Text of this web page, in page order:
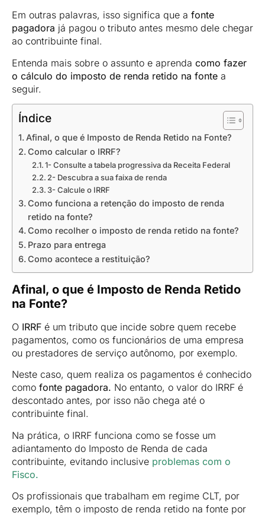
Em outras palavras, isso significa que a fonte
pagadora já pagou o tributo antes mesmo dele chegar
ao contribuinte final.
Entenda mais sobre o assunto e aprenda como fazer
o cálculo do imposto de renda retido na fonte a
seguir.
Índice
Afinal, o que é Imposto de Renda Retido na Fonte?
Como calcular o IRRF?
1- Consulte a tabela progressiva da Receita Federal
2- Descubra a sua faixa de renda
3- Calcule o IRRF
Como funciona a retenção do imposto de renda
retido na fonte?
Como recolher o imposto de renda retido na fonte?
Prazo para entrega
Como acontece a restituição?
Afinal, o que é Imposto de Renda Retido
na Fonte?
O IRRF é um tributo que incide sobre quem recebe
pagamentos, como os funcionários de uma empresa
ou prestadores de serviço autônomo, por exemplo.
Neste caso, quem realiza os pagamentos é conhecido
como fonte pagadora. No entanto, o valor do IRRF é
descontado antes, por isso não chega até o
contribuinte final.
Na prática, o IRRF funciona como se fosse um
adiantamento do Imposto de Renda de cada
contribuinte, evitando inclusive problemas com o
Fisco.
Os profissionais que trabalham em regime CLT, por
exemplo, têm o imposto de renda retido na fonte por